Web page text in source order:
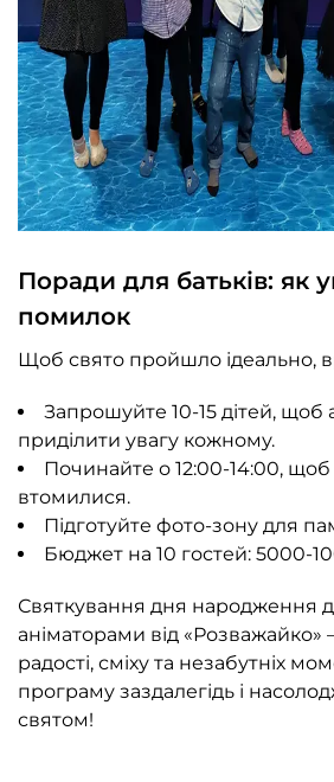
Поради для батьків: як
помилок
Щоб свято пройшло ідеально,
Запрошуйте 10-15 дітей, щоб
приділити увагу кожному.
Починайте о 12:00-14:00, щоб
втомилися.
Підготуйте фото-зону для
Бюджет на 10 гостей: 5000-
Святкування дня народження
аніматорами від «Розважайко»
радості, сміху та незабутніх
програму заздалегідь і
святом!